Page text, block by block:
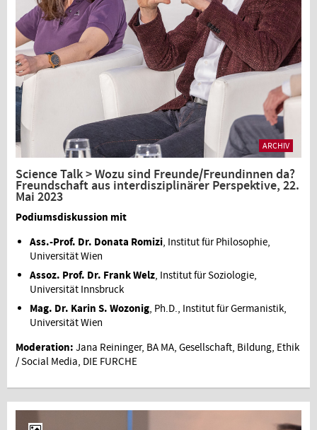
ARCHIV
Science Talk > Wozu sind Freunde/Freundinnen da?
Freundschaft aus interdisziplinärer Perspektive, 22.
Mai 2023
Podiumsdiskussion mit
Ass.-Prof. Dr. Donata Romizi, Institut für Philosophie,
Universität Wien
Assoz. Prof. Dr. Frank Welz, Institut für Soziologie,
Universität Innsbruck
Mag. Dr. Karin S. Wozonig, Ph.D., Institut für Germanistik,
Universität Wien
Moderation: Jana Reininger, BA MA, Gesellschaft, Bildung, Ethik
/ Social Media, DIE FURCHE